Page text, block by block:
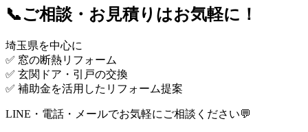
📞ご相談・お見積りはお気軽に！
埼玉県を中心に
✅ 窓の断熱リフォーム
✅ 玄関ドア・引戸の交換
✅ 補助金を活用したリフォーム提案
LINE・電話・メールでお気軽にご相談ください💬